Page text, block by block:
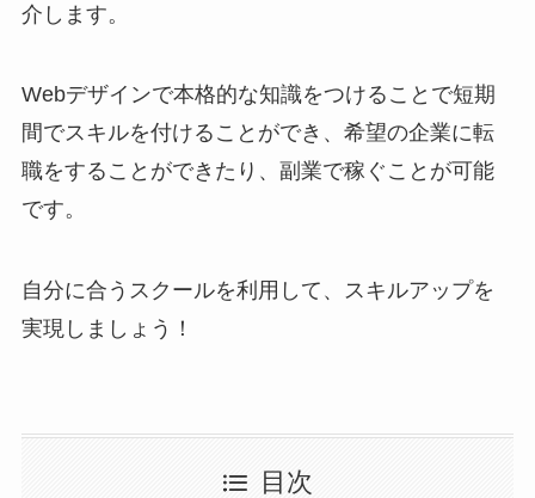
介します。
Webデザインで本格的な知識をつけることで短期
間でスキルを付けることができ、希望の企業に転
職をすることができたり、副業で稼ぐことが可能
です。
自分に合うスクールを利用して、スキルアップを
実現しましょう！
目次